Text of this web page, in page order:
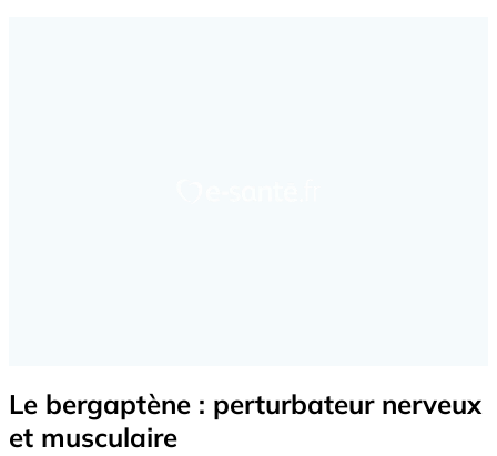
Le bergaptène : perturbateur nerveux
et musculaire